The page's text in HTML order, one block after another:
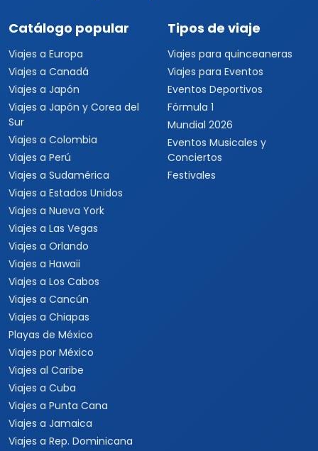
Catálogo popular
Viajes a Europa
Viajes a Canadá
Viajes a Japón
Viajes a Japón y Corea del
Sur
Viajes a Colombia
Viajes a Perú
Viajes a Sudamérica
Viajes a Estados Unidos
Viajes a Nueva York
Viajes a Las Vegas
Viajes a Orlando
Viajes a Hawaii
Viajes a Los Cabos
Viajes a Cancún
Viajes a Chiapas
Playas de México
Viajes por México
Viajes al Caribe
Viajes a Cuba
Viajes a Punta Cana
Viajes a Jamaica
Viajes a Rep. Dominicana
Tipos de viaje
Viajes para quinceaneras
Viajes para Eventos
Eventos Deportivos
Fórmula 1
Mundial 2026
Eventos Musicales y
Conciertos
Festivales